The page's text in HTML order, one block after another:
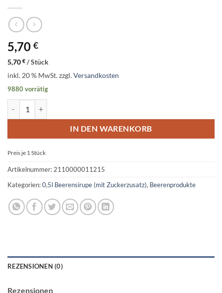
5,70 €
5,70 € /Stück
inkl. 20 % MwSt.zzgl.Versandkosten
9880 vorrätig
IN DEN WARENKORB
Preis je 1 Stück
Artikelnummer:2110000011215
Kategorien:0,5l Beerensirupe (mit Zuckerzusatz), Beerenprodukte
REZENSIONEN (0)
Rezensionen